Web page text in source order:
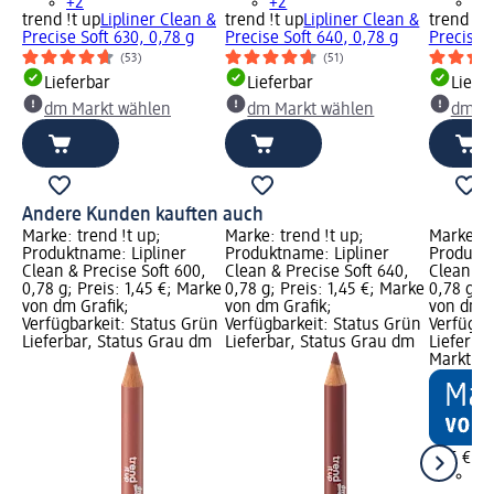
trend !t upLipliner Clean &
Precise Soft 630, 0,78 g
(53)
Lieferbar
dm Markt wählen
trend !t upLipliner Clean &
Precise Soft 640, 0,78 g
(51)
Lieferbar
dm Markt wählen
trend !t
Precise
dm
Andere Kunden kauften auch
Marke: trend !t up;
Produktname: Lipliner
Clean & Precise Soft 600,
0,78 g; Preis: 1,45 €; Marke
von dm Grafik;
Verfügbarkeit: Status Grün
Lieferbar, Status Grau dm
Marke: trend !t up;
Produktname: Lipliner
Clean & Precise Soft 640,
0,78 g; Preis: 1,45 €; Marke
von dm Grafik;
Verfügbarkeit: Status Grün
Lieferbar, Status Grau dm
Marke:
Clean &
0,78 g;
von dm
Markt
1,45 €